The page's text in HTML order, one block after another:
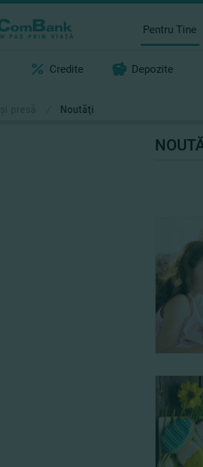
Pentru Tine
Credite Depozite
Noutăţi